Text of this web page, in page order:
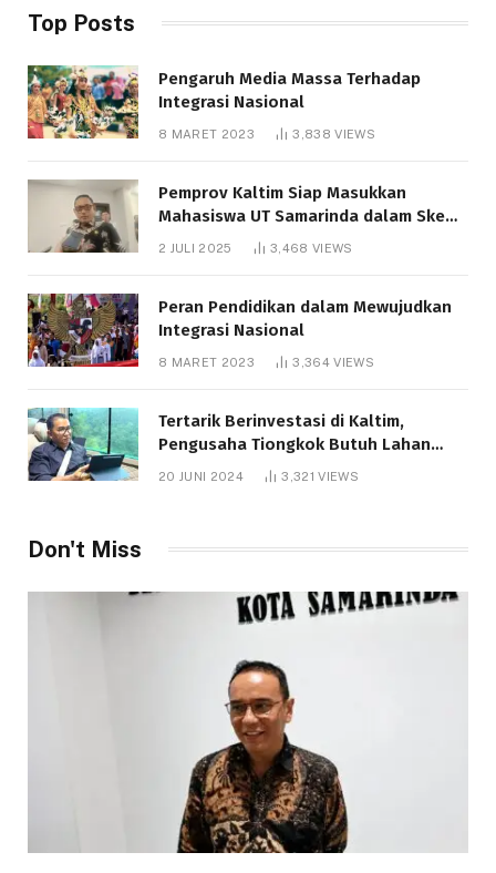
Top Posts
Pengaruh Media Massa Terhadap
Integrasi Nasional
8 MARET 2023 3,838VIEWS
Pemprov Kaltim Siap Masukkan
Mahasiswa UT Samarinda dalam Skema
Bantuan Pendidikan Gratispol
2 JULI 2025 3,468 VIEWS
Peran Pendidikan dalam Mewujudkan
Integrasi Nasional
8 MARET 2023 3,364VIEWS
Tertarik Berinvestasi di Kaltim,
Pengusaha Tiongkok Butuh Lahan
20 JUNI 2024 3,321VIEWS
Don't Miss